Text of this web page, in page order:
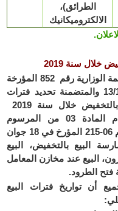
الطرائق)،
2019
تطبيقا للتعليمة الوزارية رقم 852 المؤرخة
12/2018 والمتضمنة تحديد فترات
خلال
سنة 2019
وفقا لأحكام المادة 03 من المرسوم
التنفيذي رقم 06-215 المؤرخ في 18 جوان
بالتخفيض، البيع
عند مخازن المعامل
فترات البيع